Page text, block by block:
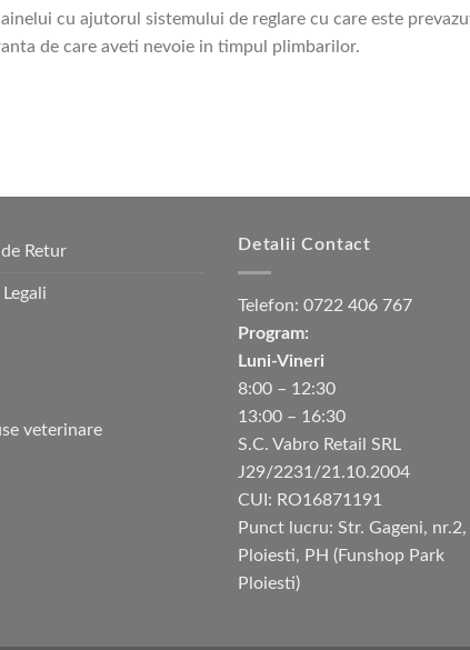
cu ajutorul sistemului de reglare cu care este
de care aveti nevoie in timpul plimbarilor.
Retur Detalii Contact
Telefon: 0722 406 767
Program:
Luni-Vineri
8:00 – 12:30
13:00 – 16:30
S.C. Vabro Retail SRL
J29/2231/21.10.2004
CUI: RO16871191
Punct lucru: Str. Gageni, nr.2,
Ploiesti, PH (Funshop Park
Ploiesti)